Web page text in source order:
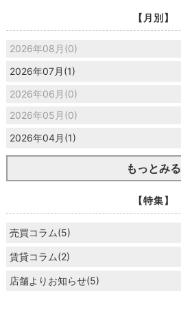
【月別】
2026年08月(0)
2026年07月(1)
2026年06月(0)
2026年05月(0)
2026年04月(1)
もっとみる
【特集】
売買コラム(5)
賃貸コラム(2)
店舗よりお知らせ(5)